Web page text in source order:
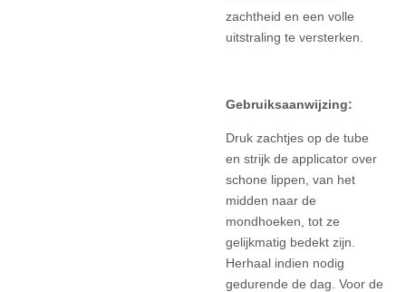
zachtheid en een volle
uitstraling te versterken.
Gebruiksaanwijzing:
Druk zachtjes op de tube
en strijk de applicator over
schone lippen, van het
midden naar de
mondhoeken, tot ze
gelijkmatig bedekt zijn.
Herhaal indien nodig
gedurende de dag. Voor de